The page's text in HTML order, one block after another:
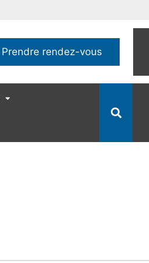
Prendre rendez-vous